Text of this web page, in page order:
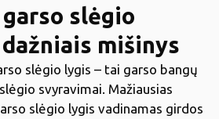
slėgio
mišinys
slėgio lygis – tai garso bangų
svyravimai. Mažiausias
slėgio lygis vadinamas girdos